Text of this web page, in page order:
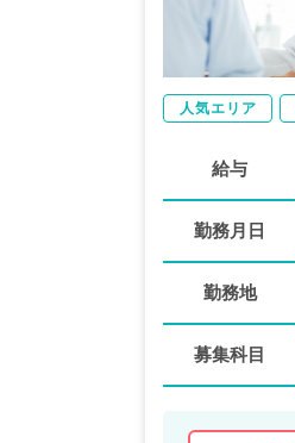
人気エリア
給与
勤務月日
勤務地
募集科目